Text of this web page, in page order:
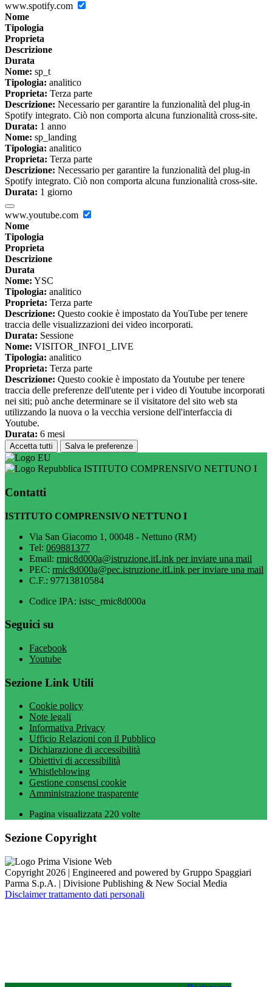
www.spotify.com
Nome
Tipologia
Proprieta
Descrizione
Durata
Nome: sp_t
Tipologia: analitico
Proprieta: Terza parte
Descrizione: Necessario per garantire la funzionalità del plug-in
Spotify integrato. Ciò non comporta alcuna funzionalità cross-site.
Durata: 1 anno
Nome: sp_landing
Tipologia: analitico
Proprieta: Terza parte
Descrizione: Necessario per garantire la funzionalità del plug-in
Spotify integrato. Ciò non comporta alcuna funzionalità cross-site.
Durata: 1 giorno
www.youtube.com
Nome
Tipologia
Proprieta
Descrizione
Durata
Nome: YSC
Tipologia: analitico
Proprieta: Terza parte
Descrizione: Questo cookie è impostato da YouTube per tenere
traccia delle visualizzazioni dei video incorporati.
Durata: Sessione
Nome: VISITOR_INFO1_LIVE
Tipologia: analitico
Proprieta: Terza parte
Descrizione: Questo cookie è impostato da Youtube per tenere
traccia delle preferenze dell'utente per i video di Youtube incorporati
nei siti; può anche determinare se il visitatore del sito web sta
utilizzando la nuova o la vecchia versione dell'interfaccia di
Youtube.
Durata: 6 mesi
Accetta tutti Salva le preferenze
ISTITUTO COMPRENSIVO NETTUNO I
Contatti
ISTITUTO COMPRENSIVO NETTUNO I
Via San Giacomo 1, 00048 - Nettuno (RM)
Tel: 069881377
Email: rmic8d000a@istruzione.itLink per inviare una mail
PEC: rmic8d000a@pec.istruzione.itLink per inviare una mail
C.F.: 97713810584
Codice IPA: istsc_rmic8d000a
Seguici su
Facebook
Youtube
Sezione Link Utili
Cookie policy
Note legali
Informativa Privacy
Ufficio Relazioni con il Pubblico
Dichiarazione di accessibilità
Obiettivi di accessibilità
Whistleblowing
Gestione consensi cookie
Amministrazione trasparente
Pagina visualizzata 220 volte
Sezione Copyright
Copyright 2026 | Engineered and powered by Gruppo Spaggiari
Parma S.p.A. | Divisione Publishing & New Social Media
Disclaimer trattamento dati personali